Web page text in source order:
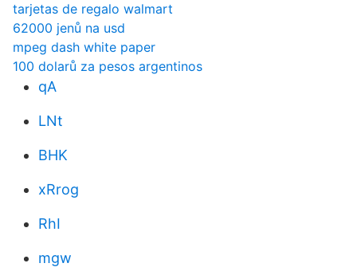
tarjetas de regalo walmart
62000 jenů na usd
mpeg dash white paper
100 dolarů za pesos argentinos
qA
LNt
BHK
xRrog
RhI
mgw